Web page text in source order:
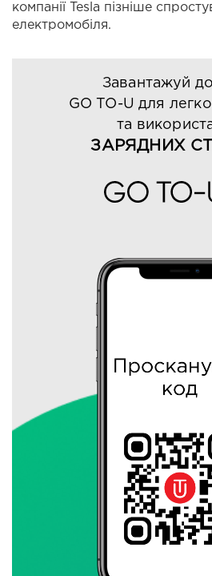
компанії Tesla пізніше
електромобіля.
Завантажуй
GO TO-U для
та
ЗАРЯДНИХ